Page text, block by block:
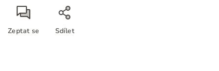
Zeptat se Sdílet